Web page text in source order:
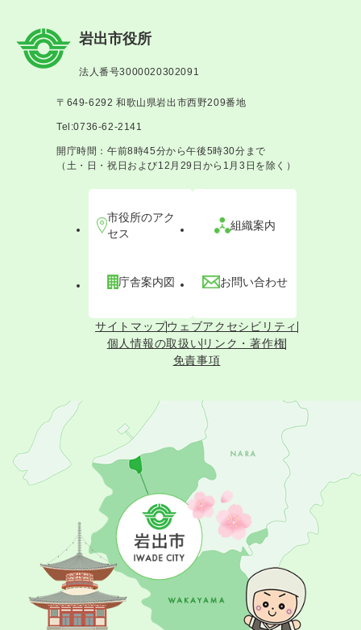
岩出市役所
法人番号3000020302091
〒649-6292 和歌山県岩出市西野209番地
Tel:0736-62-2141
開庁時間：午前8時45分から午後5時30分まで
（土・日・祝日および12月29日から1月3日を除く）
市役所のアク
セス
組織案内
庁舎案内図 お問い合わせ
サイトマップウェブアクセシビリティ
個人情報の取扱い リンク・著作権
免責事項